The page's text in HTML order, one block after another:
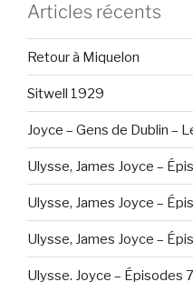
Articles récents
Retour à Miquelon
Sitwell 1929
Joyce – Gens de Dublin –
Ulysse, James Joyce –
Ulysse, James Joyce –
Ulysse, James Joyce –
Ulysse. Joyce – Épisodes